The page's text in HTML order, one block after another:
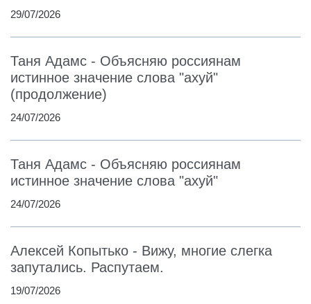
29/07/2026
Таня Адамс - Объясняю россиянам
истинное значение слова "ахуй"
(продолжение)
24/07/2026
Таня Адамс - Объясняю россиянам
истинное значение слова "ахуй"
24/07/2026
Алексей Копытько - Вижу, многие слегка
запутались. Распутаем.
19/07/2026